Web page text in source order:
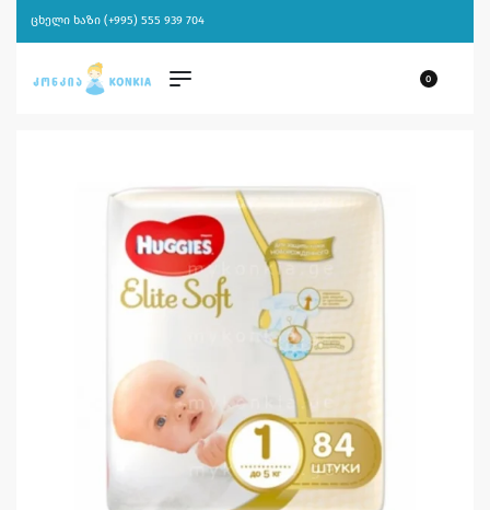
ცხელი ხაზი (+995) 555 939 704
0